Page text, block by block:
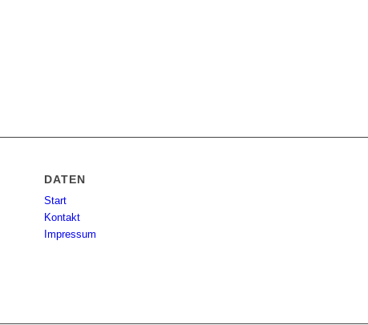
DATEN
Start
Kontakt
Impressum